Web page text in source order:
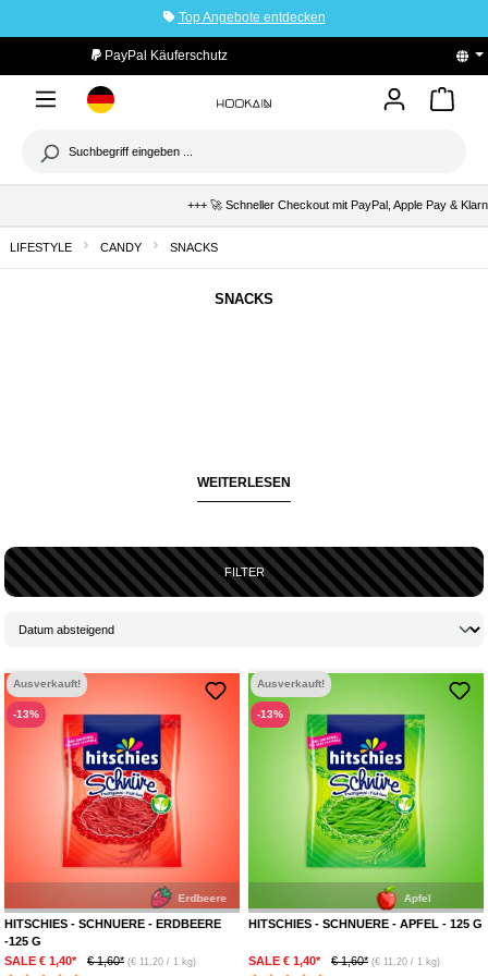
Top Angebote entdecken
PayPal Käuferschutz
+++ 🚀 Schneller Checkout mit PayPal, Apple Pay & Klarna +++ 🛡️
LIFESTYLE CANDY SNACKS
SNACKS
WEITERLESEN
FILTER
Ausverkauft!
-13%
HITSCHIES - SCHNUERE - ERDBEERE
-125 G
SALE € 1,40*
€ 1,60* (€ 11,20 / 1 kg)
Ausverkauft!
-13%
HITSCHIES - SCHNUERE - APFEL - 125 G
SALE € 1,40* € 1,60* (€ 11,20 / 1 kg)